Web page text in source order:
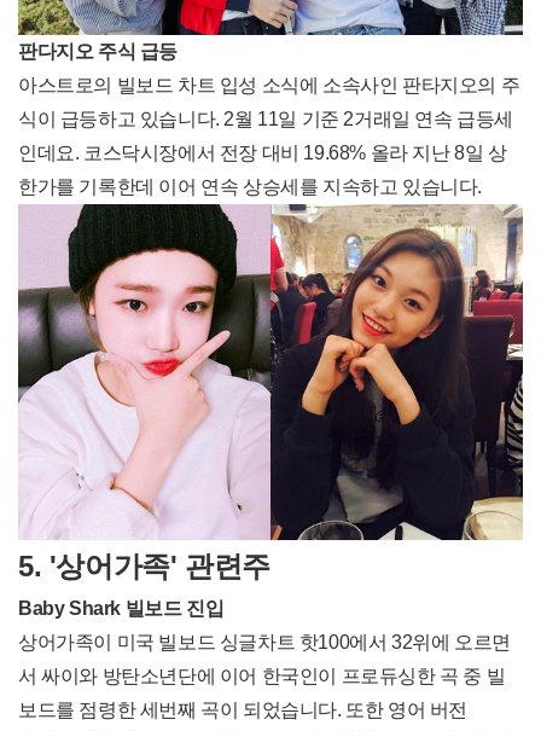
판다지오 주식 급등
아스트로의 빌보드 차트 입성 소식에 소속사인 판타지오의 주
식이 급등하고 있습니다. 2월 11일 기준 2거래일 연속 급등세
인데요. 코스닥시장에서 전장 대비 19.68% 올라 지난 8일 상
한가를 기록한데 이어 연속 상승세를 지속하고 있습니다.
5. '상어가족' 관련주
Baby Shark 빌보드 진입
상어가족이 미국 빌보드 싱글차트 핫100에서 32위에 오르면
서 싸이와 방탄소년단에 이어 한국인이 프로듀싱한 곡 중 빌
보드를 점령한 세번째 곡이 되었습니다. 또한 영어 버전